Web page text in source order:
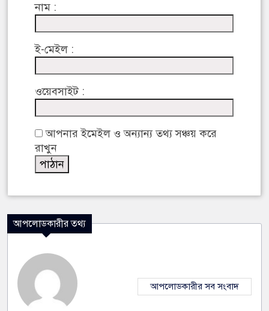
নাম :
ই-মেইল :
ওয়েবসাইট :
আপনার ইমেইল ও অন্যান্য তথ্য সঞ্চয় করে
রাখুন
আপলোডকারীর তথ্য
আপলোডকারীর সব সংবাদ